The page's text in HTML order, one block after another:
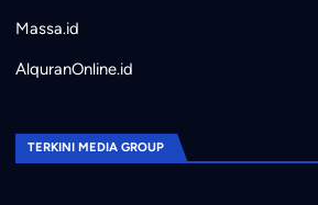
Massa.id
AlquranOnline.id
TERKINI MEDIA GROUP